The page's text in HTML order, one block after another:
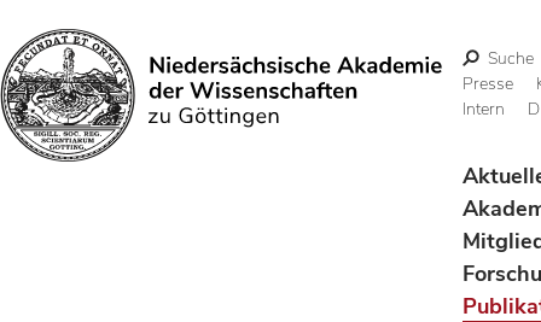
Suchen
Suche
Presse
Intern